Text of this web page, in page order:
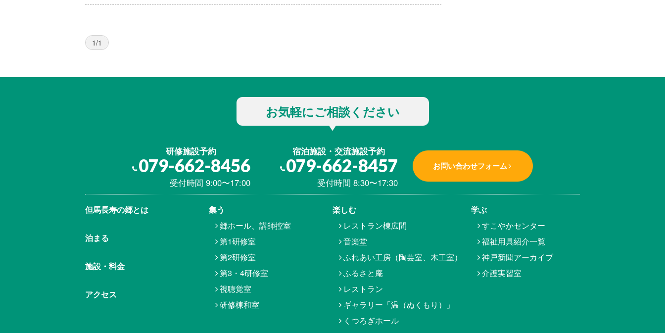
1/1
お気軽にご相談ください
研修施設予約
079-662-8456
受付時間 9:00〜17:00
宿泊施設・交流施設予約
079-662-8457
受付時間 8:30〜17:30
お問い合わせフォーム
但馬⾧寿の郷とは
泊まる
施設・料金
アクセス
集う
郷ホール、講師控室
第1研修室
第2研修室
第3・4研修室
視聴覚室
研修棟和室
楽しむ
レストラン棟広間
音楽堂
ふれあい工房（陶芸室、木工室）
ふるさと庵
レストラン
ギャラリー「温（ぬくもり）」
くつろぎホール
学ぶ
すこやかセンター
福祉用具紹介一覧
神戸新聞アーカイブ
介護実習室